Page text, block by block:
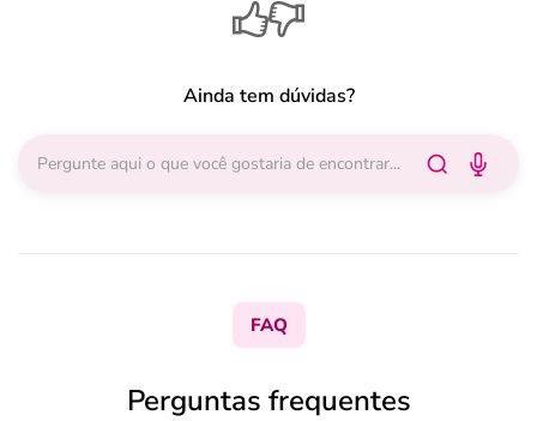
Ainda tem dúvidas?
FAQ
Perguntas frequentes